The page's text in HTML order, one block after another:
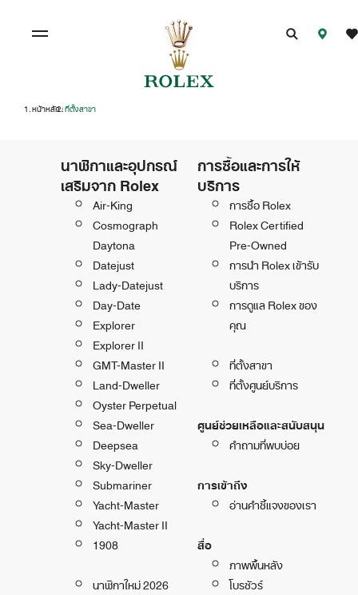
หน้าหลัก/ที่ตั้งสาขา
นาฬิกาและอุปกรณ์
เสริมจาก Rolex
Air-King
Cosmograph
Daytona
Datejust
Lady-Datejust
Day-Date
Explorer
Explorer II
GMT-Master II
Land-Dweller
Oyster Perpetual
Sea-Dweller
Deepsea
Sky-Dweller
Submariner
Yacht-Master
Yacht-Master II
1908
นาฬิกาใหม่ 2026
การซื้อและการให้
บริการ
การซื้อ Rolex
Rolex Certified
Pre-Owned
การนำ Rolex เข้ารับ
บริการ
การดูแล Rolex ของ
คุณ
ที่ตั้งสาขา
ที่ตั้งศูนย์บริการ
ศูนย์ช่วยเหลือและสนับสนุน
คำถามที่พบบ่อย
การเข้าถึง
อ่านคำชี้แจงของเรา
สื่อ
ภาพพื้นหลัง
โบรชัวร์